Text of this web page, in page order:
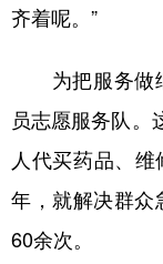
Deutsch
齐着呢。”
为把服务做
员志愿服务队。
人代买药品、
年，就解决群众
60余次。